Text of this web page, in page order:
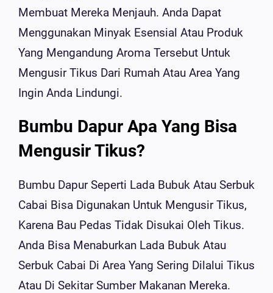
Membuat Mereka Menjauh. Anda Dapat
Menggunakan Minyak Esensial Atau Produk
Yang Mengandung Aroma Tersebut Untuk
Mengusir Tikus Dari Rumah Atau Area Yang
Ingin Anda Lindungi.
Bumbu Dapur Apa Yang Bisa
Mengusir Tikus?
Bumbu Dapur Seperti Lada Bubuk Atau Serbuk
Cabai Bisa Digunakan Untuk Mengusir Tikus,
Karena Bau Pedas Tidak Disukai Oleh Tikus.
Anda Bisa Menaburkan Lada Bubuk Atau
Serbuk Cabai Di Area Yang Sering Dilalui Tikus
Atau Di Sekitar Sumber Makanan Mereka.